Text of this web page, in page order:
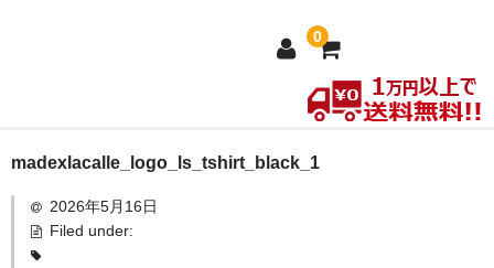
0
ホーム
MEXICO買い付け
新商品
madexlacalle_logo_ls_tshirt_black_1
2026年5月16日
Filed under: